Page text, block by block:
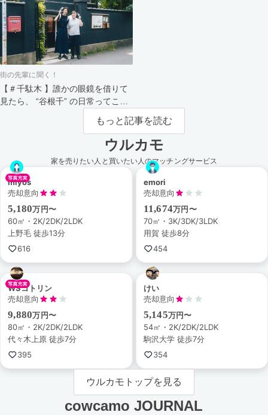
街の先輩に聞く！
【＃千駄木 】誰かの眼鏡を借りて
見たら、 “谷根千” の日常ってこん
もっと記事を読む
ウルカモ
家を売りたい人と買いたい人のマッチングサービス
miyos
売却意向
5,180万円〜
60㎡・2K/2DK/2LDK
上野毛 徒歩13分
616
emori
売却意向
11,674万円〜
70㎡・3K/3DK/3LDK
用賀 徒歩8分
454
WSコトリン
売却意向
9,880万円〜
80㎡・2K/2DK/2LDK
代々木上原 徒歩7分
395
けい
売却意向
5,145万円〜
54㎡・2K/2DK/2LDK
駒沢大学 徒歩7分
354
ウルカモトップを見る
cowcamo JOURNAL